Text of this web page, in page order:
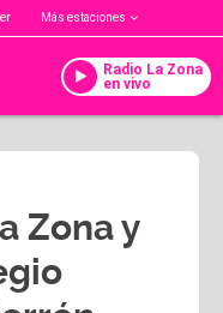
Más estaciones
Radio La Zona
en vivo
Zona y